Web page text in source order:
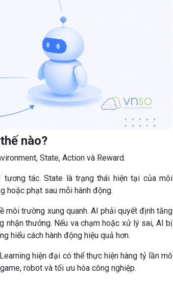
nào?
State, Action và Reward.
tác. State là trạng thái hiện tại của môi
hoặc phạt sau mỗi hành động.
trường xung quanh. AI phải quyết định tăng
nhận thưởng. Nếu va chạm hoặc xử lý sai, AI bị
hiểu cách hành động hiệu quả hơn.
hiện đại có thể thực hiện hàng tỷ lần mô
robot và tối ưu hóa công nghiệp.